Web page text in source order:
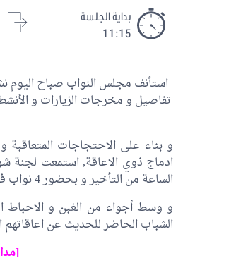
بداية الجلسة
11:15
تفاصيل و مخرجات الزيارات و
و بناء على الاحتجاجات
ادماج ذوي الاعاقة, استمعت لجنة
الساعة من التأخير و بحضور 4 نواب فقط منهم نائبين إثنين فقط عضوين باللجنة.
و وسط أجواء من الغبن و الاحباط
الشباب الحاضر للحديث عن اعاقاتهم